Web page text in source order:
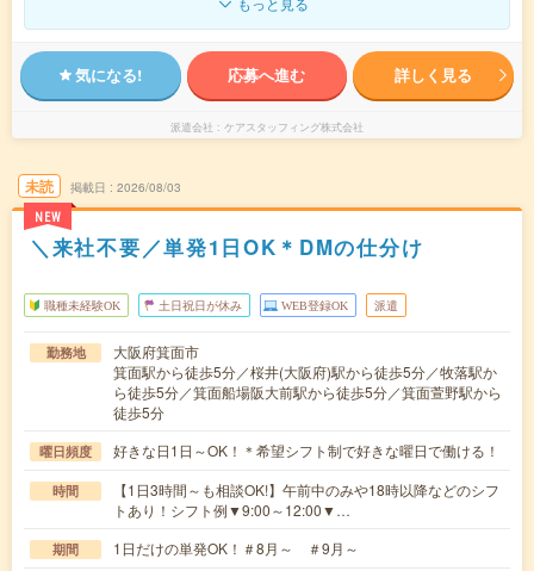
気になる! 応募へ進む 詳しく見る
派遣会社 ケアスタッフィング株式会社
未読
NEW
掲載日 2026/08/03
＼来社不要／単発1日OK＊DMの仕分け
職種未経験OK 土日祝日が休み WEB登録OK 派遣
勤務地
大阪府箕面市
箕面駅から徒歩5分／桜井(大阪府)駅から徒歩5分／牧落駅か
ら徒歩5分／箕面船場阪大前駅から徒歩5分／箕面萱野駅から
徒歩5分
曜日頻度 好きな日1日～OK！＊希望シフト制で好きな曜日で働ける！
時間
【1日3時間～も相談OK!】午前中のみや18時以降などのシフ
トあり！シフト例▼9:00～12:00▼…
期間 1日だけの単発OK！＃8月～ ＃9月～